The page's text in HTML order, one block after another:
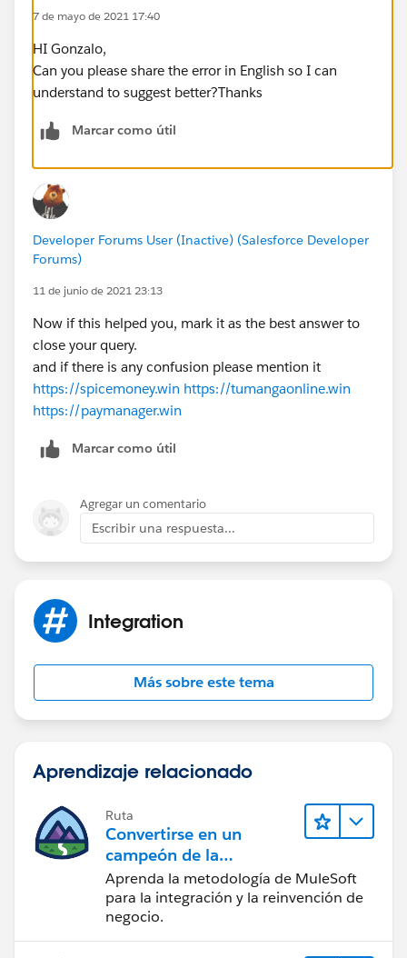
7 de mayo de 2021 17:40
HI Gonzalo,
Can you please share the error in English so I can
understand to suggest better?Thanks
Marcar como útil
Developer Forums User (Inactive) (Salesforce Developer
Forums)
11 de junio de 2021 23:13
Now if this helped you, mark it as the best answer to
close your query.
and if there is any confusion please mention it
https://spicemoney.win https://tumangaonline.win
https://paymanager.win
Marcar como útil
Agregar un comentario
Escribir una respuesta...
Integration
Más sobre este tema
Aprendizaje relacionado
Ruta
Convertirse en un
campeón de la
integración
Aprenda la metodología de MuleSoft
para la integración y la reinvención de
negocio.